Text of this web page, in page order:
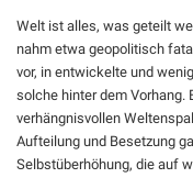
Welt ist alles, was geteilt
nahm etwa geopolitisch
vor, in entwickelte und
solche hinter dem Vorhang.
verhängnisvollen
Aufteilung und Besetzung
Selbstüberhöhung, die auf